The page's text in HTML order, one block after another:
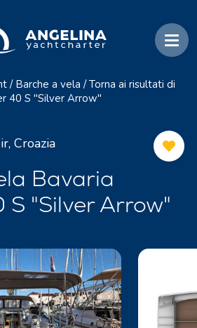
/ Barche a vela / Torna ai risultati di
40 S "Silver Arrow"
Croazia
Bavaria
S "Silver Arrow"